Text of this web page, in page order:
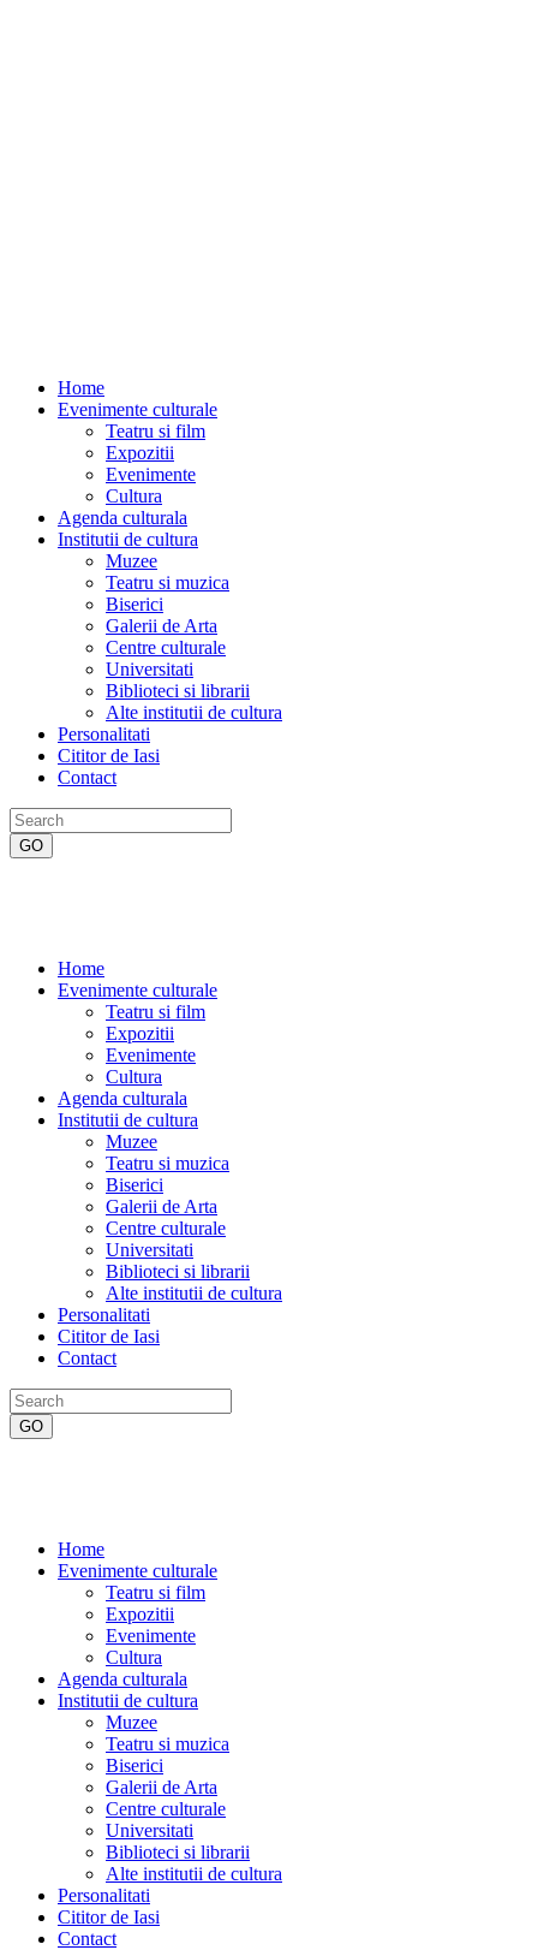
Home
Evenimente culturale
Teatru si film
Expozitii
Evenimente
Cultura
Agenda culturala
Institutii de cultura
Muzee
Teatru si muzica
Biserici
Galerii de Arta
Centre culturale
Universitati
Biblioteci si librarii
Alte institutii de cultura
Personalitati
Cititor de Iasi
Contact
Home
Evenimente culturale
Teatru si film
Expozitii
Evenimente
Cultura
Agenda culturala
Institutii de cultura
Muzee
Teatru si muzica
Biserici
Galerii de Arta
Centre culturale
Universitati
Biblioteci si librarii
Alte institutii de cultura
Personalitati
Cititor de Iasi
Contact
Home
Evenimente culturale
Teatru si film
Expozitii
Evenimente
Cultura
Agenda culturala
Institutii de cultura
Muzee
Teatru si muzica
Biserici
Galerii de Arta
Centre culturale
Universitati
Biblioteci si librarii
Alte institutii de cultura
Personalitati
Cititor de Iasi
Contact